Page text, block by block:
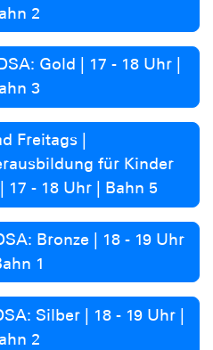
2
Gold | 17 - 18 Uhr |
3
Freitags |
für Kinder
- 18 Uhr | Bahn 5
Bronze | 18 - 19 Uhr
1
Silber | 18 - 19 Uhr |
2